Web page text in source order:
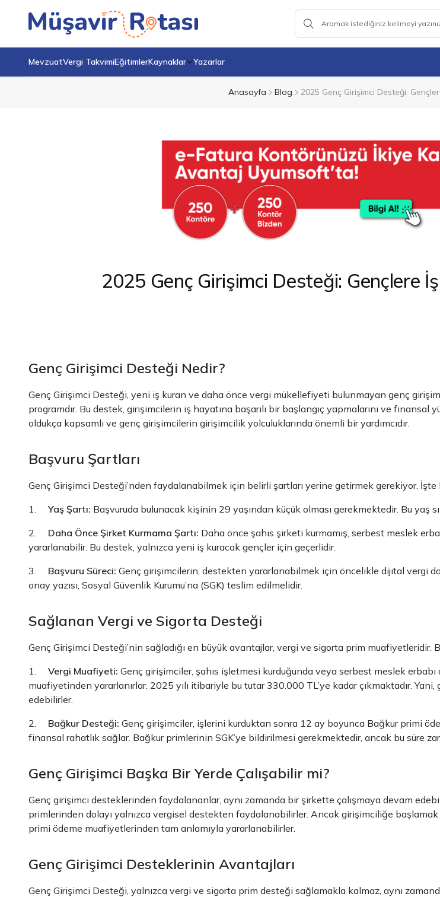
MevzuatVergi TakvimiEğitimlerKaynaklar Yazarlar
Anasayfa Blog 2025 Genç Girişimci Desteği:
2025 Genç Girişimci Desteği: Gençlere
Genç Girişimci Desteği Nedir?
Genç Girişimci Desteği, yeni iş kuran ve daha önce vergi mükellefiyeti bulunmayan genç
programdır. Bu destek, girişimcilerin iş hayatına başarılı bir başlangıç yapmalarını ve
oldukça kapsamlı ve genç girişimcilerin girişimcilik yolculuklarında önemli bir yardımcıdır.
Başvuru Şartları
Genç Girişimci Desteği’nden faydalanabilmek için belirli şartları yerine getirmek gerekiyor. İşte
1. Yaş Şartı: Başvuruda bulunacak kişinin 29 yaşından küçük olması gerekmektedir. Bu yaş
2. Daha Önce Şirket Kurmama Şartı: Daha önce şahıs şirketi kurmamış, serbest meslek
yararlanabilir. Bu destek, yalnızca yeni iş kuracak gençler için geçerlidir.
3. Başvuru Süreci: Genç girişimcilerin, destekten yararlanabilmek için öncelikle dijital vergi
onay yazısı, Sosyal Güvenlik Kurumu’na (SGK) teslim edilmelidir.
Sağlanan Vergi ve Sigorta Desteği
Genç Girişimci Desteği’nin sağladığı en büyük avantajlar, vergi ve sigorta prim
1. Vergi Muafiyeti: Genç girişimciler, şahıs işletmesi kurduğunda veya serbest meslek
muafiyetinden yararlanırlar. 2025 yılı itibariyle bu tutar 330.000 TL’ye kadar çıkmaktadır.
edebilirler.
2. Bağkur Desteği: Genç girişimciler, işlerini kurduktan sonra 12 ay boyunca Bağkur primi
finansal rahatlık sağlar. Bağkur primlerinin SGK’ye bildirilmesi gerekmektedir, ancak bu süre
Genç Girişimci Başka Bir Yerde Çalışabilir mi?
Genç girişimci desteklerinden faydalananlar, aynı zamanda bir şirkette çalışmaya devam
primlerinden dolayı yalnızca vergisel destekten faydalanabilirler. Ancak girişimciliğe
primi ödeme muafiyetlerinden tam anlamıyla yararlanabilirler.
Genç Girişimci Desteklerinin Avantajları
Genç Girişimci Desteği, yalnızca vergi ve sigorta prim desteği sağlamakla kalmaz, aynı